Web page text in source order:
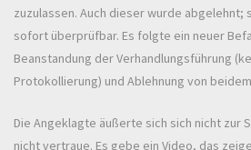
zuzulassen. Auch dieser wurde abgelehnt;
sofort überprüfbar. Es folgte ein neuer
Beanstandung der Verhandlungsführung
Protokollierung) und Ablehnung von
Die Angeklagte äußerte sich sich nicht zur
nicht vertraue. Es gebe ein Video, das